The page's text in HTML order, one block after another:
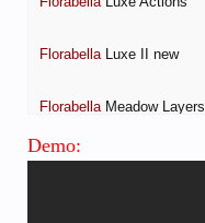
Florabella Luxe II new
Florabella Meadow Layers
Florabella Muse Actions
Demo: